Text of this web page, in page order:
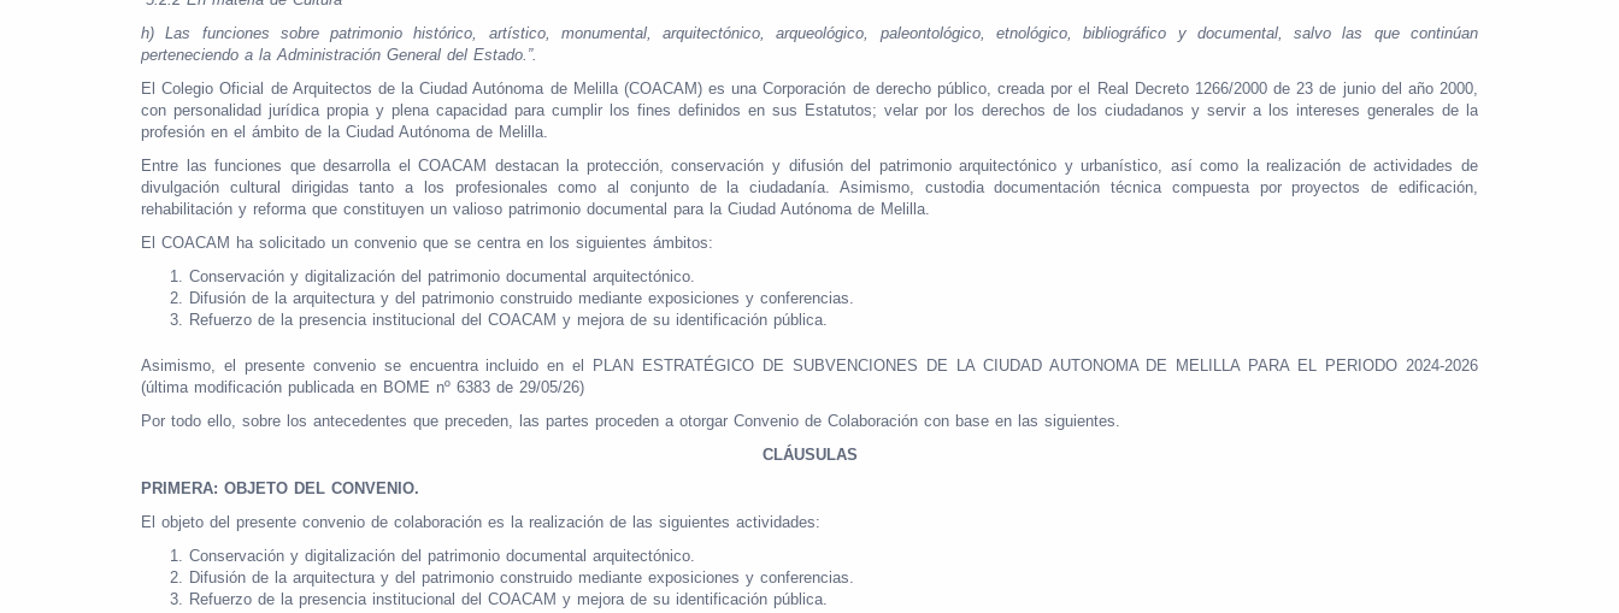
h) Las funciones sobre patrimonio histórico, artístico, monumental, arquitectónico, arqueológico, paleontológico, etnológico, bibliográfico y documental, salvo las que continúan
perteneciendo a la Administración General del Estado.”.
El Colegio Oficial de Arquitectos de la Ciudad Autónoma de Melilla (COACAM) es una Corporación de derecho público, creada por el Real Decreto 1266/2000 de 23 de junio del año 2000,
con personalidad jurídica propia y plena capacidad para cumplir los fines definidos en sus Estatutos; velar por los derechos de los ciudadanos y servir a los intereses generales de la
profesión en el ámbito de la Ciudad Autónoma de Melilla.
Entre las funciones que desarrolla el COACAM destacan la protección, conservación y difusión del patrimonio arquitectónico y urbanístico, así como la realización de actividades de
divulgación cultural dirigidas tanto a los profesionales como al conjunto de la ciudadanía. Asimismo, custodia documentación técnica compuesta por proyectos de edificación,
rehabilitación y reforma que constituyen un valioso patrimonio documental para la Ciudad Autónoma de Melilla.
El COACAM ha solicitado un convenio que se centra en los siguientes ámbitos:
Conservación y digitalización del patrimonio documental arquitectónico.
Difusión de la arquitectura y del patrimonio construido mediante exposiciones y conferencias.
Refuerzo de la presencia institucional del COACAM y mejora de su identificación pública.
Asimismo, el presente convenio se encuentra incluido en el PLAN ESTRATÉGICO DE SUBVENCIONES DE LA CIUDAD AUTONOMA DE MELILLA PARA EL PERIODO 2024-2026
(última modificación publicada en BOME nº 6383 de 29/05/26)
Por todo ello, sobre los antecedentes que preceden, las partes proceden a otorgar Convenio de Colaboración con base en las siguientes.
CLÁUSULAS
PRIMERA: OBJETO DEL CONVENIO.
El objeto del presente convenio de colaboración es la realización de las siguientes actividades:
Conservación y digitalización del patrimonio documental arquitectónico.
Difusión de la arquitectura y del patrimonio construido mediante exposiciones y conferencias.
Refuerzo de la presencia institucional del COACAM y mejora de su identificación pública.